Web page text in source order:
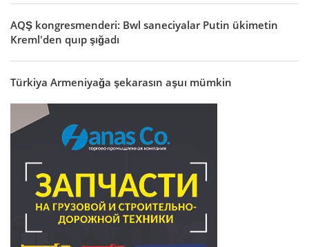
AQŞ kongresmenderi: Bwl saneciyalar Putin ükimetin
Kreml'den quıp şığadı
Türkiya Armeniyağa şekarasın aşuı mümkin